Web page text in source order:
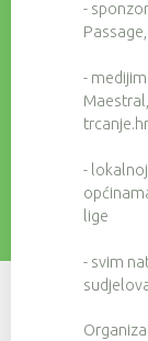
-
-
trcanje.hr
-
lige
- svim